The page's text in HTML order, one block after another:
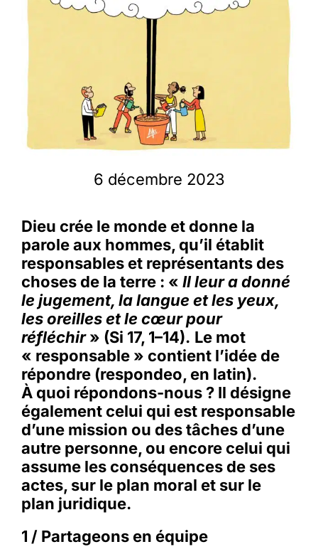
Nous soutenir
La revue Responsables
6 décembre 2023
Dieu crée le monde et donne la
parole aux hommes, qu’il établit
responsables et représentants des
choses de la terre : « Il leur a donné
le jugement, la langue et les yeux,
les oreilles et le cœur pour
réfléchir» (Si 17, 1–14). Le mot
« responsable » contient l’idée de
répondre (respondeo, en latin).
À quoi répondons-nous ? Il désigne
également celui qui est responsable
d’une mission ou des tâches d’une
autre personne, ou encore celui qui
assume les conséquences de ses
actes, sur le plan moral et sur le
plan juridique.
1 / Partageons en équipe